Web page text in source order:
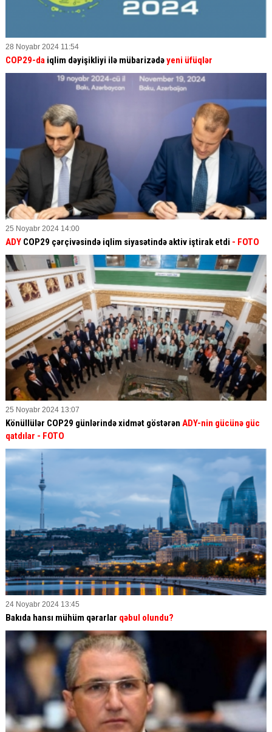
28 Noyabr 2024 11:54
COP29-da iqlim dəyişikliyi ilə mübarizədəyeni üfüqlər
25 Noyabr 2024 14:00
ADY COP29 çərçivəsində iqlim siyasətində aktiv iştirak etdi - FOTO
25 Noyabr 2024 13:07
Könüllülər COP29 günlərində xidmət göstərən ADY-nin gücünə güc
qatdılar - FOTO
24 Noyabr 2024 13:45
Bakıda hansı mühüm qərarlar qəbul olundu?